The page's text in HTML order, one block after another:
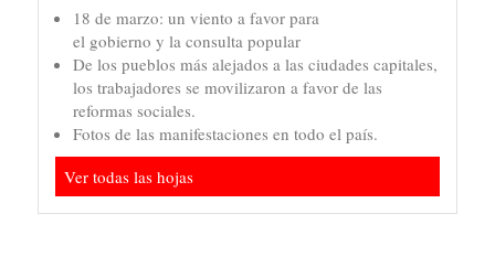
18 de marzo: un viento a favor para
el gobierno y la consulta popular
De los pueblos más alejados a las ciudades capitales,
los trabajadores se movilizaron a favor de las
reformas sociales.
Fotos de las manifestaciones en todo el país.
Ver todas las hojas